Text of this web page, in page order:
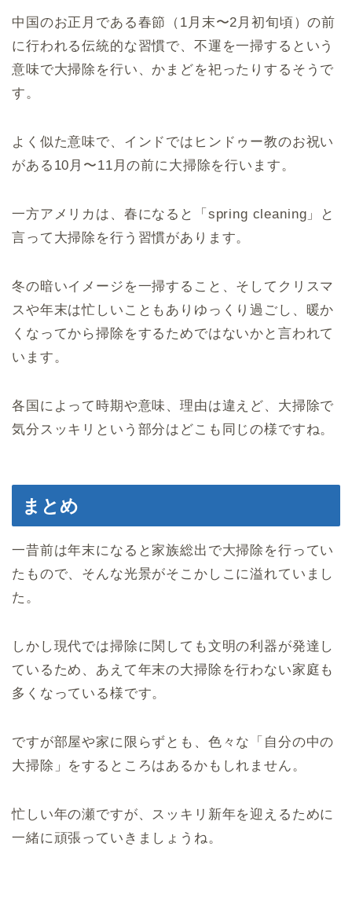
中国のお正月である春節（1月末〜2月初旬頃）の前
に行われる伝統的な習慣で、不運を一掃するという
意味で大掃除を行い、かまどを祀ったりするそうで
す。
よく似た意味で、インドではヒンドゥー教のお祝い
がある10月〜11月の前に大掃除を行います。
一方アメリカは、春になると「spring cleaning」と
言って大掃除を行う習慣があります。
冬の暗いイメージを一掃すること、そしてクリスマ
スや年末は忙しいこともありゆっくり過ごし、暖か
くなってから掃除をするためではないかと言われて
います。
各国によって時期や意味、理由は違えど、大掃除で
気分スッキリという部分はどこも同じの様ですね。
まとめ
一昔前は年末になると家族総出で大掃除を行ってい
たもので、そんな光景がそこかしこに溢れていまし
た。
しかし現代では掃除に関しても文明の利器が発達し
ているため、あえて年末の大掃除を行わない家庭も
多くなっている様です。
ですが部屋や家に限らずとも、色々な「自分の中の
大掃除」をするところはあるかもしれません。
忙しい年の瀬ですが、スッキリ新年を迎えるために
一緒に頑張っていきましょうね。